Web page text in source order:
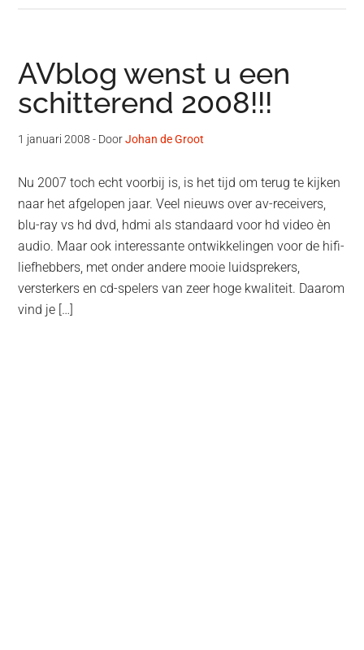
AVblog wenst u een
schitterend 2008!!!
1 januari 2008 - DoorJohan de Groot
Nu 2007 toch echt voorbij is, is het tijd om terug te kijken
naar het afgelopen jaar. Veel nieuws over av-receivers,
blu-ray vs hd dvd, hdmi als standaard voor hd video èn
audio. Maar ook interessante ontwikkelingen voor de hifi-
liefhebbers, met onder andere mooie luidsprekers,
versterkers en cd-spelers van zeer hoge kwaliteit. Daarom
vind je […]